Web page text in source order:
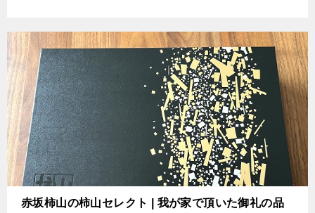
赤坂柿山の柿山セレクト | 我が家で頂いた御礼の品